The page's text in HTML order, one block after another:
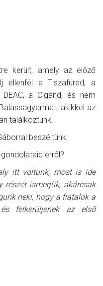
került, amely az előző
ellenfél a Tiszafüred, a
a Cigánd, és nem
akikkel az
találkoztunk.
beszéltünk:
erről?
itt voltunk, most is ide
részét ismerjük, akárcsak
neki, hogy a fiatalok a
felkerüljenek az első